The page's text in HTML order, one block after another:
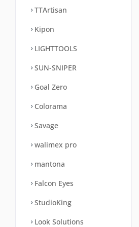
TTArtisan
Kipon
LIGHTTOOLS
SUN-SNIPER
Goal Zero
Colorama
Savage
walimex pro
mantona
Falcon Eyes
StudioKing
Look Solutions